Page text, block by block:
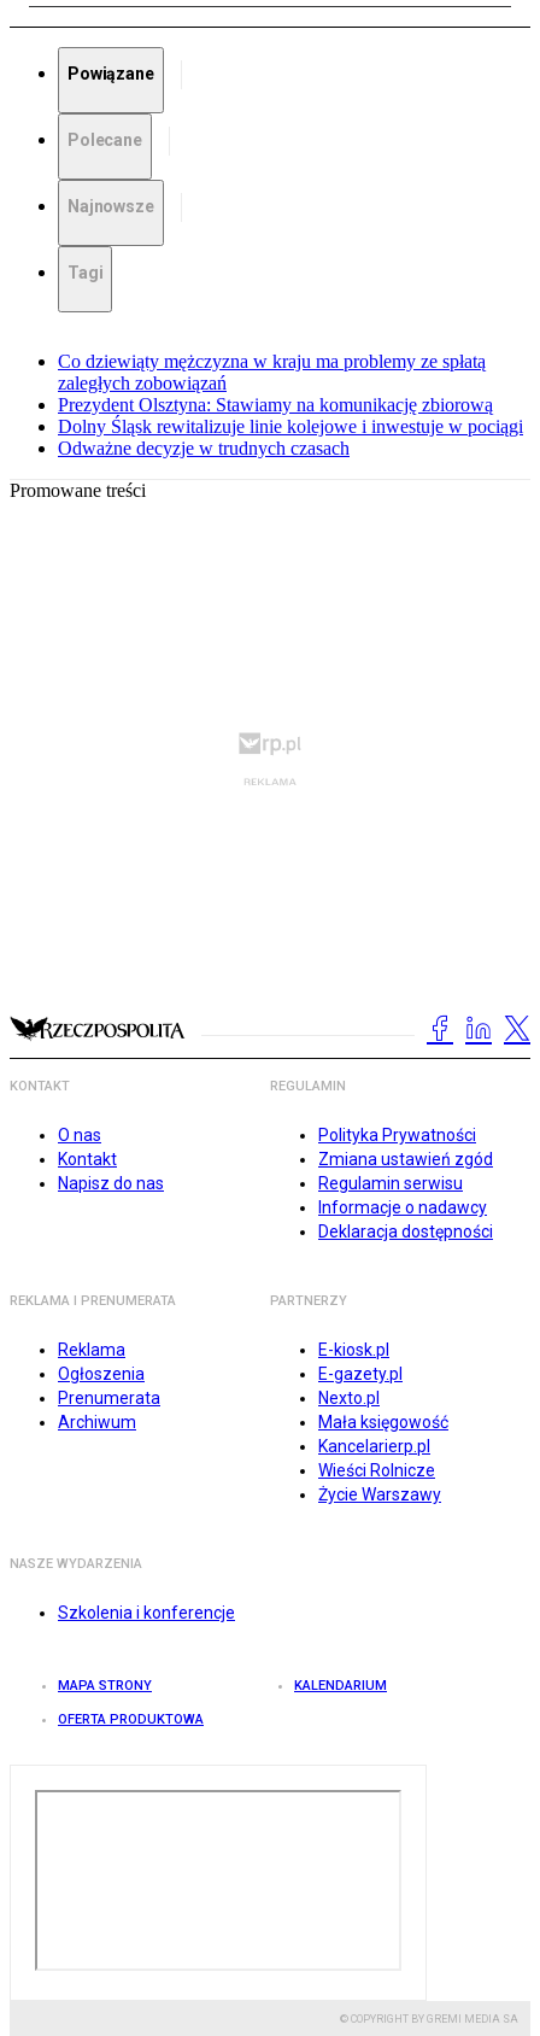
Powiązane
Polecane
Najnowsze
Tagi
Co dziewiąty mężczyzna w kraju ma problemy ze spłatą
zaległych zobowiązań
Prezydent Olsztyna: Stawiamy na komunikację zbiorową
Dolny Śląsk rewitalizuje linie kolejowe i inwestuje w pociągi
Odważne decyzje w trudnych czasach
Promowane treści
KONTAKT
O nas
Kontakt
Napisz do nas
REGULAMIN
Polityka Prywatności
Zmiana ustawień zgód
Regulamin serwisu
Informacje o nadawcy
Deklaracja dostępności
REKLAMA I PRENUMERATA
Reklama
Ogłoszenia
Prenumerata
Archiwum
PARTNERZY
E-kiosk.pl
E-gazety.pl
Nexto.pl
Mała księgowość
Kancelarierp.pl
Wieści Rolnicze
Życie Warszawy
NASZE WYDARZENIA
Szkolenia i konferencje
MAPA STRONY KALENDARIUM
OFERTA PRODUKTOWA
© COPYRIGHT BY GREMI MEDIA SA